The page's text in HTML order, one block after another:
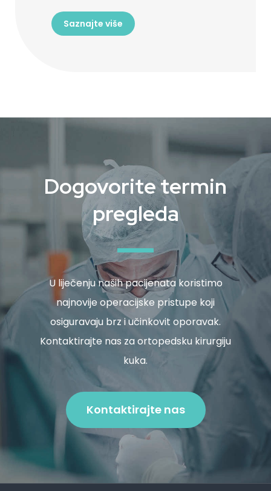
Saznajte više
Dogovorite termin
pregleda
U liječenju naših pacijenata koristimo
najnovije operacijske pristupe koji
osiguravaju brz i učinkovit oporavak.
Kontaktirajte nas za ortopedsku kirurgiju
kuka.
Kontaktirajte nas